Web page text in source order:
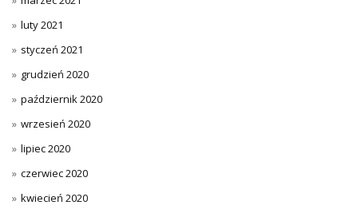
luty 2021
styczeń 2021
grudzień 2020
październik 2020
wrzesień 2020
lipiec 2020
czerwiec 2020
kwiecień 2020